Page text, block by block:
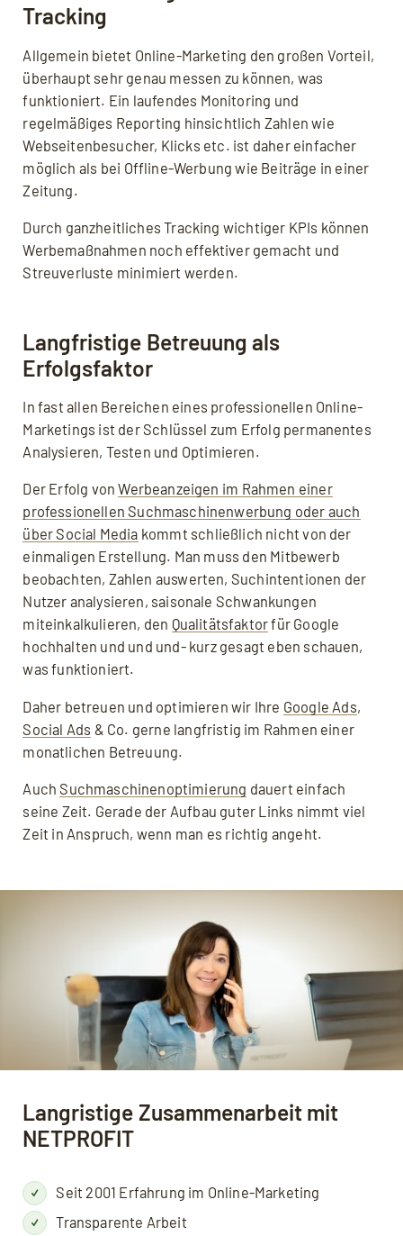
eine Lösung entwickelt, wie man
Analytics ohne Einwilligung und Cookie-
Banner einsetzenkann.
Damit haben wir wieder aussagekräftige
Statistiken mit allen relevanten Daten und
Kennzahlen.
Tracking
Allgemein bietet Online-Marketing den großen Vorteil,
überhaupt sehr genau messen zu können, was
funktioniert. Ein laufendes Monitoring und
regelmäßiges Reporting hinsichtlich Zahlen wie
Webseitenbesucher, Klicks etc. ist daher einfacher
möglich als bei Offline-Werbung wie Beiträge in einer
Zeitung.
Durch ganzheitliches Tracking wichtiger KPIs können
Werbemaßnahmen noch effektiver gemacht und
Streuverluste minimiert werden.
Langfristige Betreuung als
Erfolgsfaktor
In fast allen Bereichen eines professionellen Online-
Marketings ist der Schlüssel zum Erfolg permanentes
Analysieren, Testen und Optimieren.
Der Erfolg vonWerbeanzeigen im Rahmen einer
professionellen Suchmaschinenwerbung oder auch
über Social Media kommt schließlich nicht von der
einmaligen Erstellung. Man muss den Mitbewerb
beobachten, Zahlen auswerten, Suchintentionen der
Nutzer analysieren, saisonale Schwankungen
miteinkalkulieren, den Qualitätsfaktorfür Google
hochhalten und und und- kurz gesagt eben schauen,
was funktioniert.
Daher betreuen und optimieren wir Ihre Google Ads,
Social Ads & Co. gerne langfristig im Rahmen einer
monatlichen Betreuung.
AuchSuchmaschinenoptimierung dauert einfach
seine Zeit. Gerade der Aufbau guter Links nimmt viel
Zeit in Anspruch, wenn man es richtig angeht.
Langristige Zusammenarbeit mit
NETPROFIT
Seit 2001 Erfahrung im Online-Marketing
Transparente Arbeit